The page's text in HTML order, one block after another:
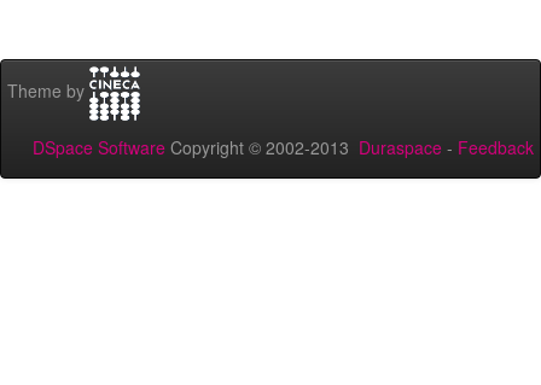
Theme by
DSpace Software Copyright © 2002-2013 Duraspace - Feedback